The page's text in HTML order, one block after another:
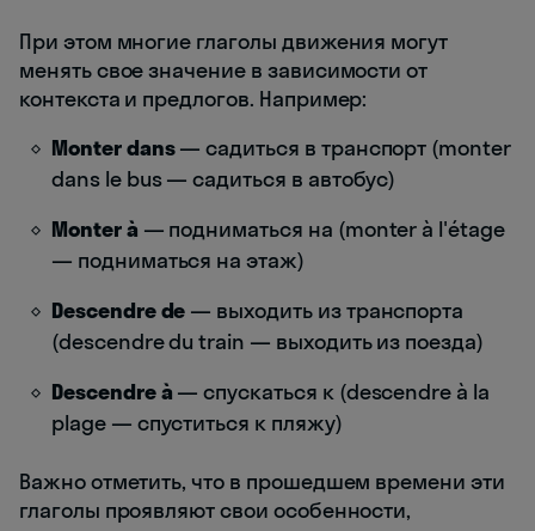
При этом многие глаголы движения могут
менять свое значение в зависимости от
контекста и предлогов. Например:
Monter dans— садиться в транспорт (monter
dans le bus — садиться в автобус)
Monter à — подниматься на (monter à l'étage
— подниматься на этаж)
Descendre de — выходить из транспорта
(descendre du train — выходить из поезда)
Descendre à — спускаться к (descendre à la
plage — спуститься к пляжу)
Важно отметить, что в прошедшем времени эти
глаголы проявляют свои особенности,